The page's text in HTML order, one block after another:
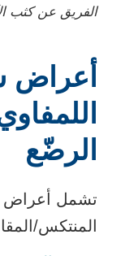
الفريق عن كثب
أعراض
الرضّع
تشمل أعراض
المنتكس/